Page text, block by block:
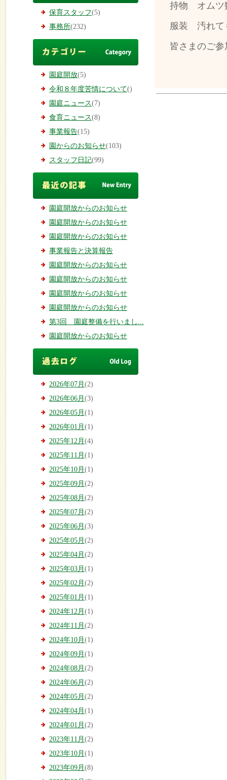
保育スタッフ(5)
事務所(232)
園庭開放(5)
令和８年度苦情について()
園庭ニュース(7)
食育ニュース(8)
事業報告(15)
園からのお知らせ(103)
スタッフ日記(99)
園庭開放からのお知らせ
園庭開放からのお知らせ
園庭開放からのお知らせ
事業報告と決算報告
園庭開放からのお知らせ
園庭開放からのお知らせ
園庭開放からのお知らせ
園庭開放からのお知らせ
第3回 園庭整備を行いまし...
園庭開放からのお知らせ
2026年07月 (2)
2026年06月 (3)
2026年05月 (1)
2026年01月 (1)
2025年12月 (4)
2025年11月 (1)
2025年10月 (1)
2025年09月 (2)
2025年08月 (2)
2025年07月 (2)
2025年06月 (3)
2025年05月 (2)
2025年04月 (2)
2025年03月 (1)
2025年02月 (2)
2025年01月 (1)
2024年12月 (1)
2024年11月 (2)
2024年10月 (1)
2024年09月 (1)
2024年08月 (2)
2024年06月 (2)
2024年05月 (2)
2024年04月 (1)
2024年01月 (2)
2023年11月 (2)
2023年10月 (1)
2023年09月 (8)
持物 オム
服装 汚れて
皆さまのご